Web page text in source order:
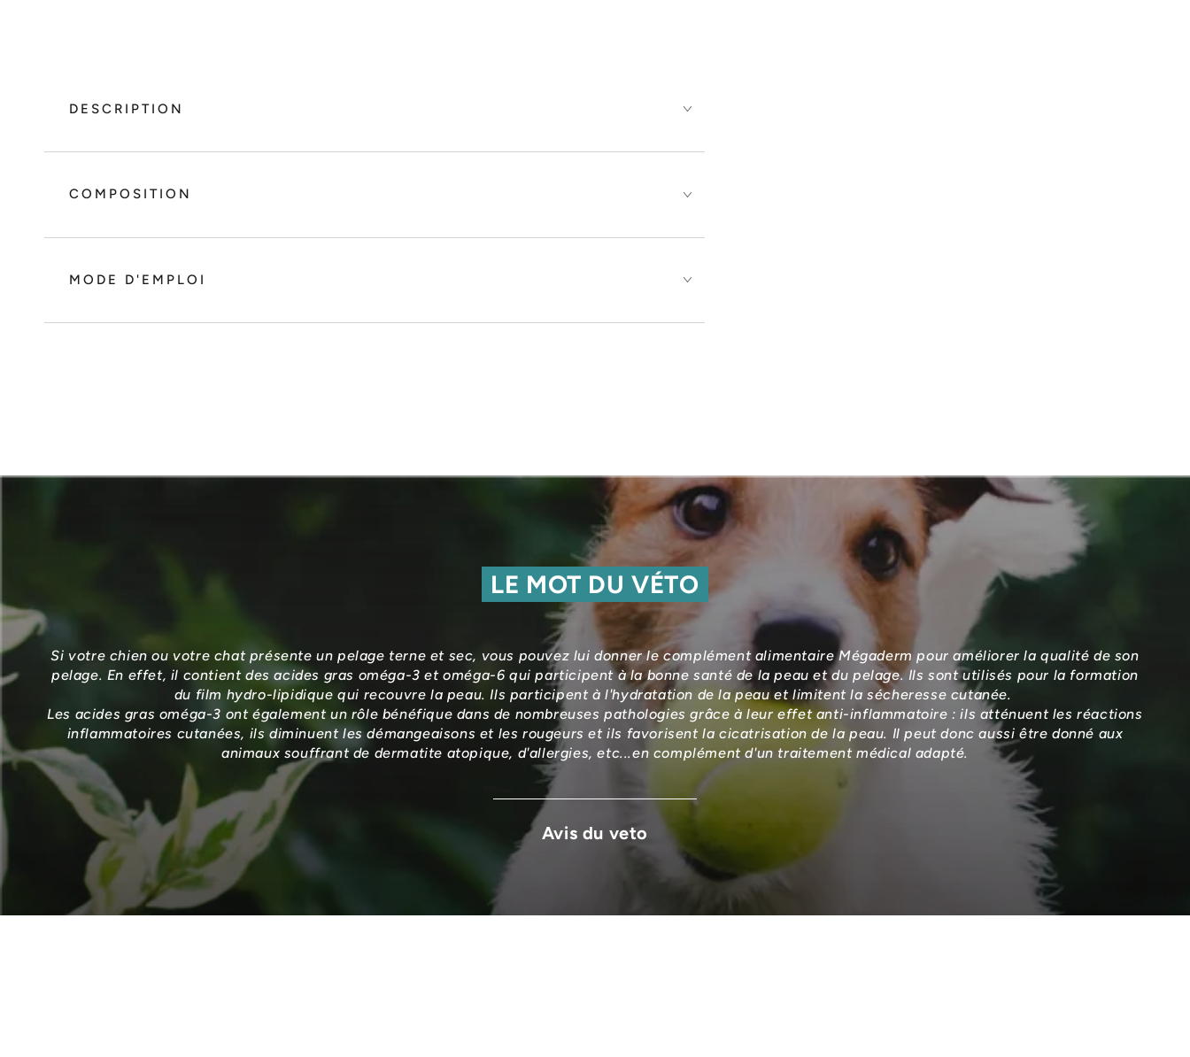
DESCRIPTION
COMPOSITION
MODE D'EMPLOI
LE MOT DU VÉTO
Si votre chien ou votre chat présente un pelage terne et sec, vous pouvez lui donner le complément alimentaire Mégaderm pour améliorer la qualité de son
pelage. En effet, il contient des acides gras oméga-3 et oméga-6 qui participent à la bonne santé de la peau et du pelage. Ils sont utilisés pour la formation
du film hydro-lipidique qui recouvre la peau. Ils participent à l'hydratation de la peau et limitent la sécheresse cutanée.
Les acides gras oméga-3 ont également un rôle bénéfique dans de nombreuses pathologies grâce à leur effet anti-inflammatoire : ils atténuent les réactions
inflammatoires cutanées, ils diminuent les démangeaisons et les rougeurs et ils favorisent la cicatrisation de la peau. Il peut donc aussi être donné aux
animaux souffrant de dermatite atopique, d'allergies, etc...en complément d'un traitement médical adapté.
Avis du veto